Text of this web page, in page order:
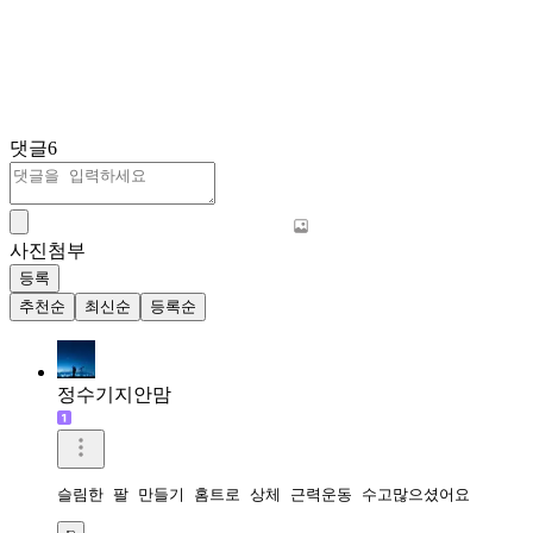
댓글6
사진첨부
등록
추천순
최신순 등록순
정수기지안맘
슬림한 팔 만들기 홈트로 상체 근력운동 수고많으셨어요